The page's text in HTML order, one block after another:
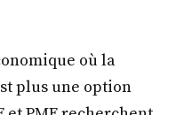
où la
plus une option